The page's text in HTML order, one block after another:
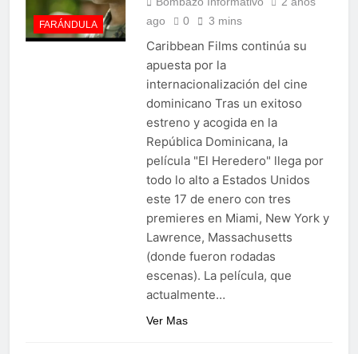
conquista el oro en los 400
metros planos
Sector de bancas deportivas
plantea posición sobre
proyecto de Ley General de
Juegos de Azar
1 Día Ago
Metro de SD amplía
horario por Juegos
Centroamericanos
3 Días Ago
Embajada dominicana en
Francia y Banreservas
lanzan convocatoria para
residencias artísticas en
París
proyecto Azua II – Pueblo
Viejo, fortaleciendo el
desarrollo agrícola de la
provincia
3 Días Ago
FARÁNDULA
ago
0 3 mins
Caribbean Films continúa su
apuesta por la
internacionalización del cine
dominicano Tras un exitoso
estreno y acogida en la
República Dominicana, la
película "El Heredero" llega por
todo lo alto a Estados Unidos
este 17 de enero con tres
premieres en Miami, New York y
Lawrence, Massachusetts
(donde fueron rodadas
escenas). La película, que
actualmente…
Ver Mas